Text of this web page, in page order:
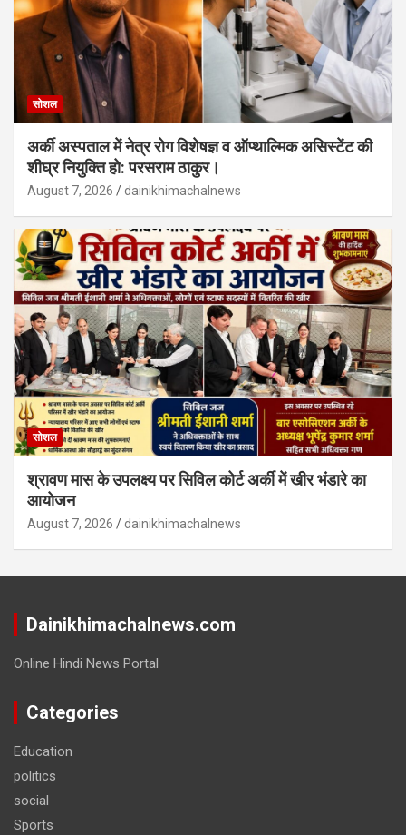
सोशल
अर्की अस्पताल में नेत्र रोग विशेषज्ञ व ऑप्थाल्मिक असिस्टेंट की
शीघ्र नियुक्ति हो: परसराम ठाकुर।
August 7, 2026 dainikhimachalnews
सोशल
श्रावण मास के उपलक्ष्य पर सिविल कोर्ट अर्की में खीर भंडारे का
आयोजन
August 7, 2026 dainikhimachalnews
Dainikhimachalnews.com
Online Hindi News Portal
Categories
Education
politics
social
Sports